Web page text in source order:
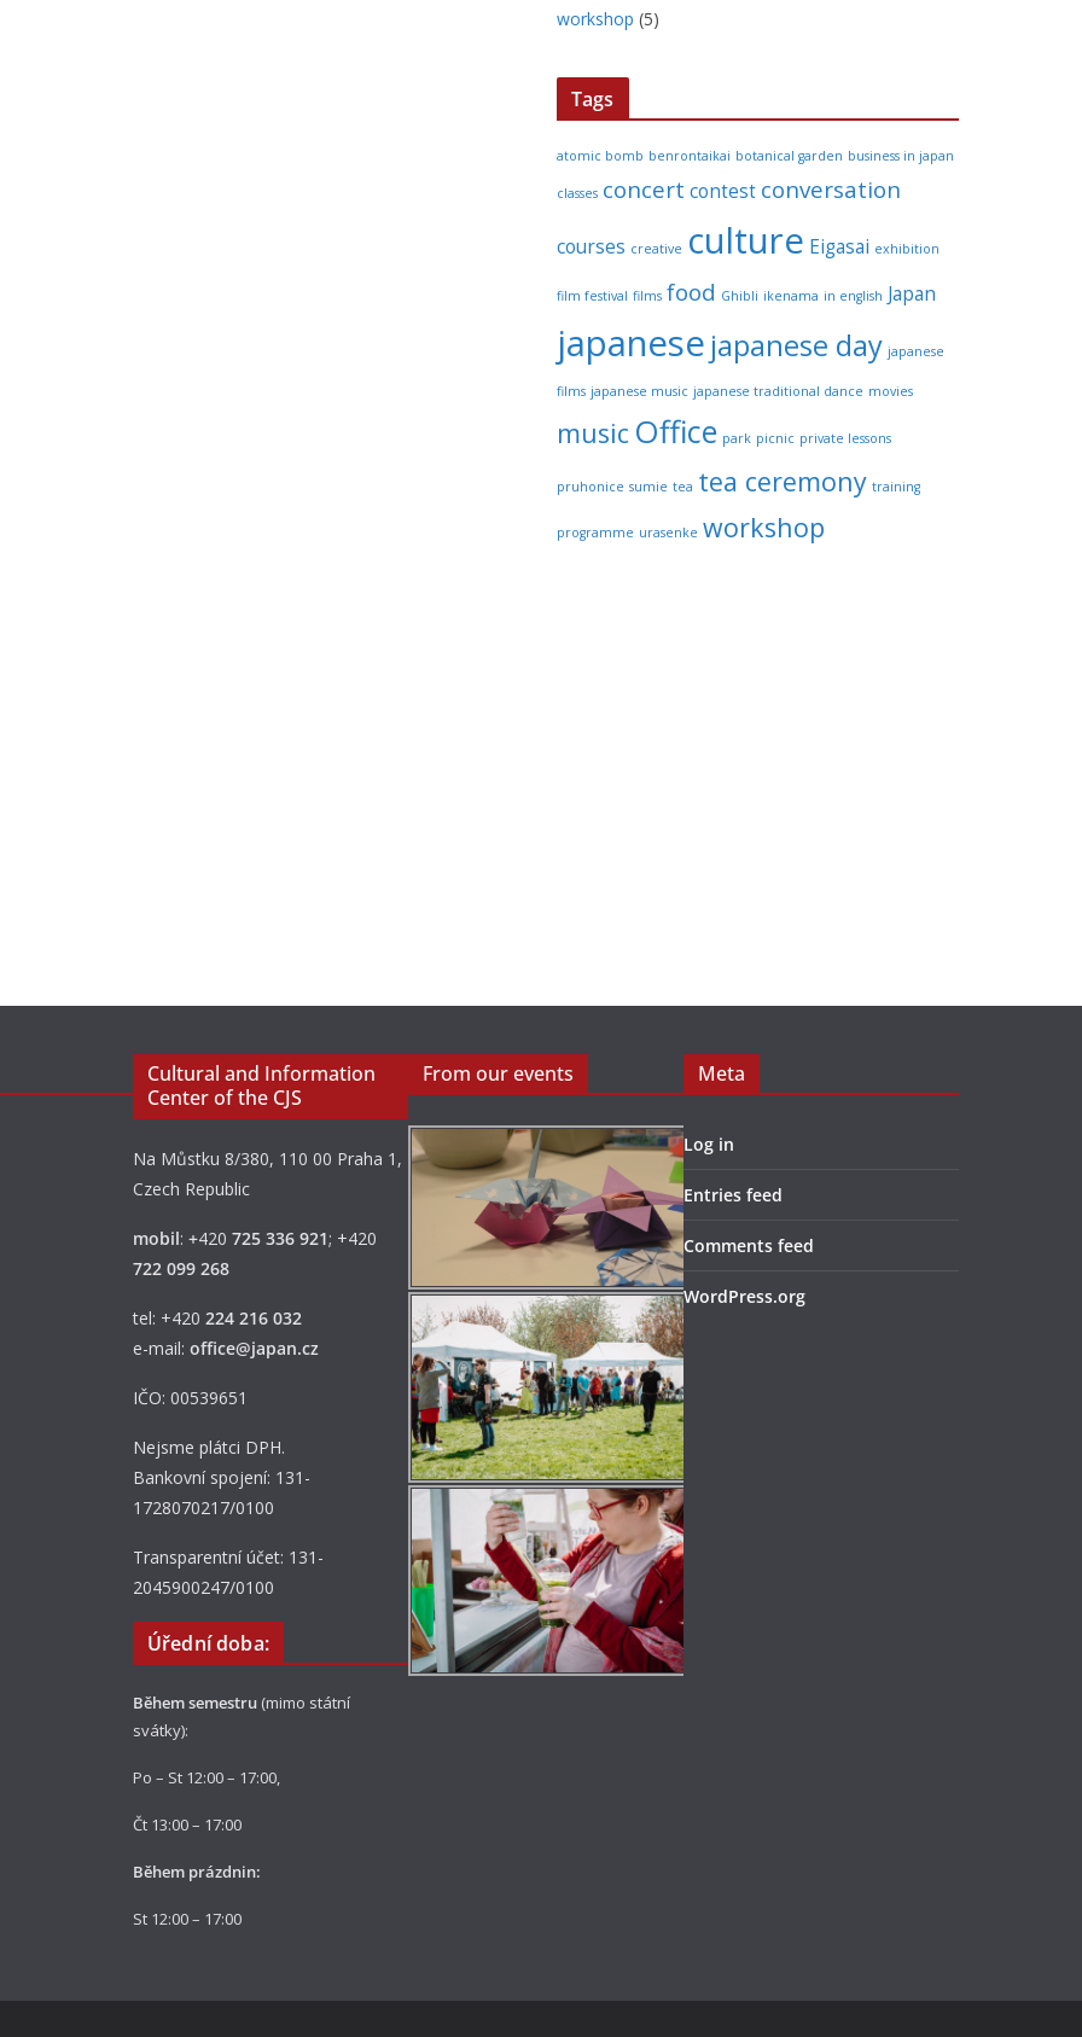
workshop (5)
Tags
atomic bomb benrontaikai botanical garden business in japan
classes concert contest conversation
courses creative culture Eigasai exhibition
film festival films food Ghibli ikenama in english Japan
japanese japanese day japanese
films japanese music japanese traditional dance movies
music Office park picnic private lessons
pruhonice sumie tea tea ceremony training
programme urasenke workshop
Cultural and Information
Center of the CJS
Na Můstku 8/380, 110 00 Praha 1,
Czech Republic
mobil: +420 725 336 921; +420
722 099 268
tel: +420 224 216 032
e-mail: office@japan.cz
IČO: 00539651
Nejsme plátci DPH.
Bankovní spojení: 131-
1728070217/0100
Transparentní účet: 131-
2045900247/0100
Úřední doba:
Během semestru (mimo státní
svátky):
Po – St 12:00 – 17:00,
Čt 13:00 – 17:00
Během prázdnin:
St 12:00 – 17:00
From our events Meta
Log in
Entries feed
Comments feed
WordPress.org